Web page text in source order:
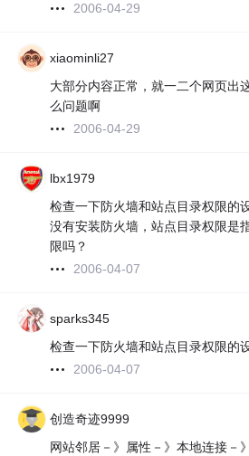
2006-04-29
xiaominli27
大部分内容正常，就一二个网页出
么问题啊
2006-04-29
lbx1979
检查一下防火墙和站点目录权限的
没有安装防火墙，站点目录权限是
限吗？
2006-04-07
sparks345
检查一下防火墙和站点目录权限的设
2006-04-07
创造奇迹9999
网站邻居－》属性－》本地连接－